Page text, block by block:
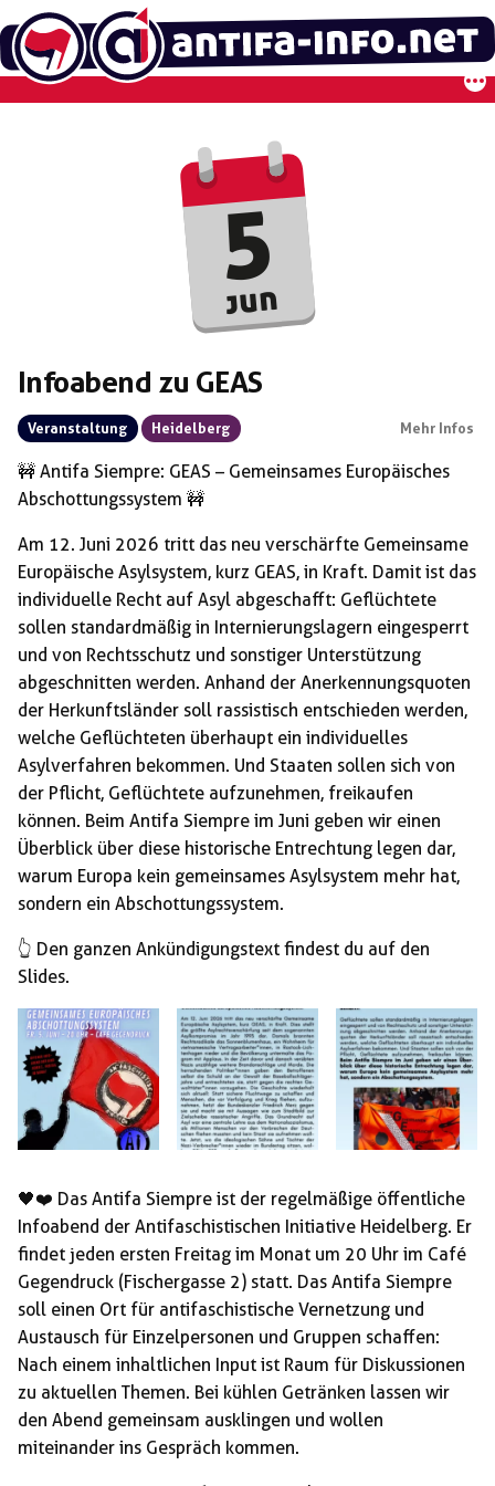
Zum
Inhalt
springen
jun
5
Infoabend zu GEAS
Veranstaltung Heidelberg Mehr Infos
🚧 Antifa Siempre: GEAS – Gemeinsames Europäisches
Abschottungssystem 🚧
Am 12. Juni 2026 tritt das neu verschärfte Gemeinsame
Europäische Asylsystem, kurz GEAS, in Kraft. Damit ist das
individuelle Recht auf Asyl abgeschafft: Geflüchtete
sollen standardmäßig in Internierungslagern eingesperrt
und von Rechtsschutz und sonstiger Unterstützung
abgeschnitten werden. Anhand der Anerkennungsquoten
der Herkunftsländer soll rassistisch entschieden werden,
welche Geflüchteten überhaupt ein individuelles
Asylverfahren bekommen. Und Staaten sollen sich von
der Pflicht, Geflüchtete aufzunehmen, freikaufen
können. Beim Antifa Siempre im Juni geben wir einen
Überblick über diese historische Entrechtung legen dar,
warum Europa kein gemeinsames Asylsystem mehr hat,
sondern ein Abschottungssystem.
👆 Den ganzen Ankündigungstext findest du auf den
Slides.
🖤❤️ Das Antifa Siempre ist der regelmäßige öffentliche
Infoabend der Antifaschistischen Initiative Heidelberg. Er
findet jeden ersten Freitag im Monat um 20 Uhr im Café
Gegendruck (Fischergasse 2) statt. Das Antifa Siempre
soll einen Ort für antifaschistische Vernetzung und
Austausch für Einzelpersonen und Gruppen schaffen:
Nach einem inhaltlichen Input ist Raum für Diskussionen
zu aktuellen Themen. Bei kühlen Getränken lassen wir
den Abend gemeinsam ausklingen und wollen
miteinander ins Gespräch kommen.